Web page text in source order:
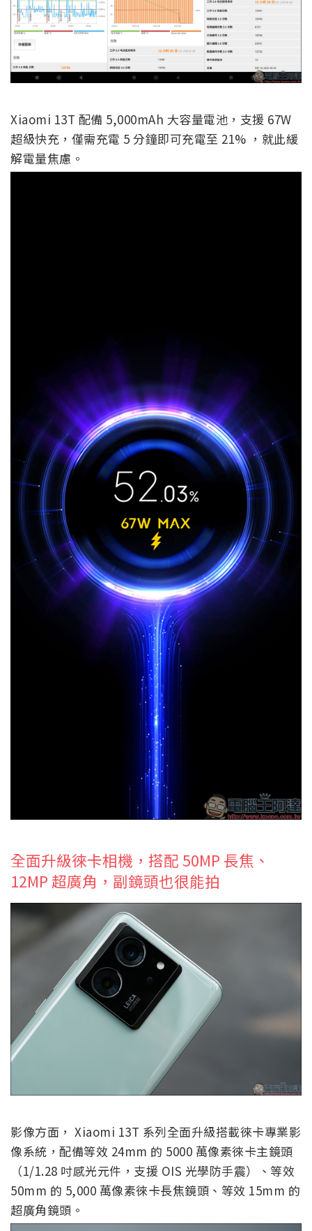
Xiaomi 13T 配備 5,000mAh 大容量電池，支援 67W
超級快充，僅需充電 5 分鐘即可充電至 21% ，就此緩
解電量焦慮。
全面升級徠卡相機，搭配 50MP 長焦、
12MP 超廣角，副鏡頭也很能拍
影像方面， Xiaomi 13T 系列全面升級搭載徠卡專業影
像系統，配備等效 24mm 的 5000 萬像素徠卡主鏡頭
（1/1.28 吋感光元件，支援 OIS 光學防手震）、等效
50mm 的 5,000 萬像素徠卡長焦鏡頭、等效 15mm 的
超廣角鏡頭。